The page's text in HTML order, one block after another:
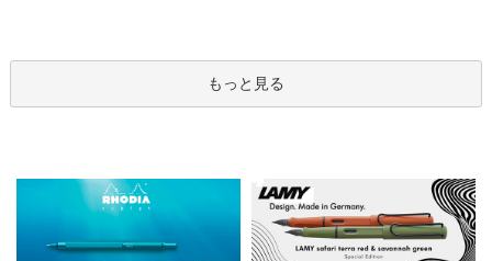
もっと見る